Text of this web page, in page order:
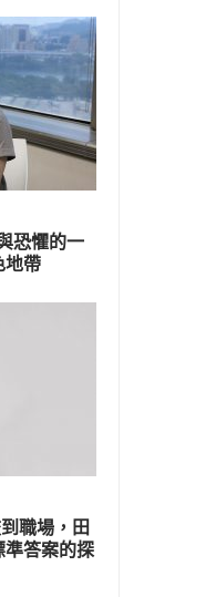
恐懼的一
地帶
職場，田
準答案的探